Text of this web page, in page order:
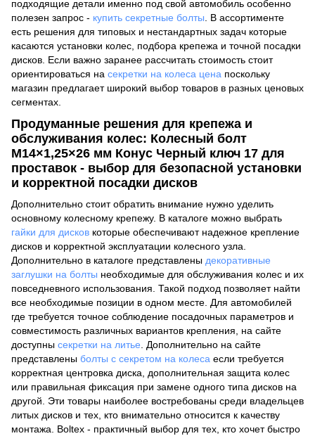
подходящие детали именно под свой автомобиль особенно
полезен запрос - купить секретные болты . В ассортименте
есть решения для типовых и нестандартных задач которые
касаются установки колес, подбора крепежа и точной посадки
дисков. Если важно заранее рассчитать стоимость стоит
ориентироваться на секретки на колеса цена поскольку
магазин предлагает широкий выбор товаров в разных ценовых
сегментах.
Продуманные решения для крепежа и
обслуживания колес: Колесный болт
M14×1,25×26 мм Конус Черный ключ 17 для
проставок - выбор для безопасной установки
и корректной посадки дисков
Дополнительно стоит обратить внимание нужно уделить
основному колесному крепежу. В каталоге можно выбрать
гайки для дисков которые обеспечивают надежное крепление
дисков и корректной эксплуатации колесного узла.
Дополнительно в каталоге представлены декоративные
заглушки на болты необходимые для обслуживания колес и их
повседневного использования. Такой подход позволяет найти
все необходимые позиции в одном месте. Для автомобилей
где требуется точное соблюдение посадочных параметров и
совместимость различных вариантов крепления, на сайте
доступны секретки на литье . Дополнительно на сайте
представлены болты с секретом на колеса если требуется
корректная центровка диска, дополнительная защита колес
или правильная фиксация при замене одного типа дисков на
другой. Эти товары наиболее востребованы среди владельцев
литых дисков и тех, кто внимательно относится к качеству
монтажа. Boltex - практичный выбор для тех, кто хочет быстро